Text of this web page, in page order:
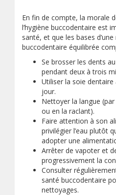
En fin de compte, la morale
l’hygiène buccodentaire est
santé, et que les bases d’une
buccodentaire équilibrée
Se brosser les dents
pendant deux à trois
Utiliser la soie
jour.
Nettoyer la langue
ou en la raclant).
Faire attention à son
privilégier l’eau plutôt
adopter une
Arrêter de vapoter et
progressivement la
Consulter
santé buccodentaire
nettoyages.